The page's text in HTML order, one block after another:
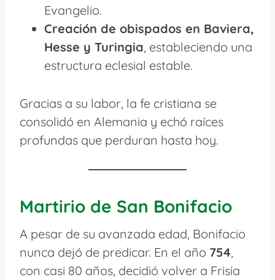
Evangelio.
Creación de obispados en Baviera,
Hesse y Turingia, estableciendo una
estructura eclesial estable.
Gracias a su labor, la fe cristiana se
consolidó en Alemania y echó raíces
profundas que perduran hasta hoy.
Martirio de San Bonifacio
A pesar de su avanzada edad, Bonifacio
nunca dejó de predicar. En el año 754,
con casi 80 años, decidió volver a Frisia